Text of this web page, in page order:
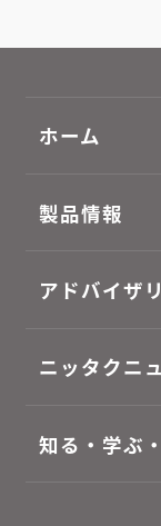
ホーム
製品情報
アドバイザ
ニッタクニ
知る・学ぶ